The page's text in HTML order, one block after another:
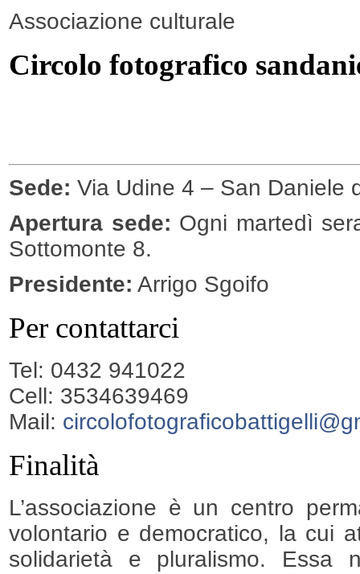
Associazione culturale
Circolo fotografico
Sede: Via Udine 4 – San Daniele
Apertura sede: Ogni martedì
Sottomonte 8.
Presidente: Arrigo Sgoifo
Per contattarci
Tel: 0432 941022
Cell: 3534639469
Mail:
Finalità
L’associazione è un centro
volontario e democratico, la cui
solidarietà e pluralismo.